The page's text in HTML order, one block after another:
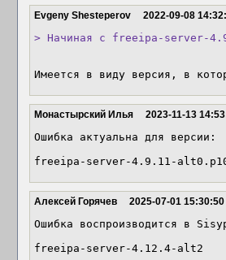
Evgeny Shesteperov 2022-09-08
> Начиная с freeipa-server-
Имеется в виду версия, в
Монастырский Илья 2023-11-13
Ошибка актуальна для версии:
freeipa-server-4.9.11-
Алексей Горячев 2025-07-01 15:30:50
Ошибка воспроизводится в
freeipa-server-4.12.4-alt2